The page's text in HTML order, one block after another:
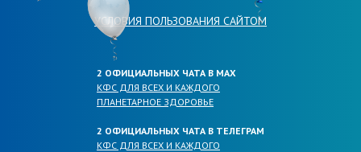
УСЛОВИЯ ПОЛЬЗОВАНИЯ САЙТОМ
2 ОФИЦИАЛЬНЫХ ЧАТА В МАХ
КФС ДЛЯ ВСЕХ И КАЖДОГО
ПЛАНЕТАРНОЕ ЗДОРОВЬЕ
2 ОФИЦИАЛЬНЫХ ЧАТА В ТЕЛЕГРАМ
КФС ДЛЯ ВСЕХ И КАЖДОГО